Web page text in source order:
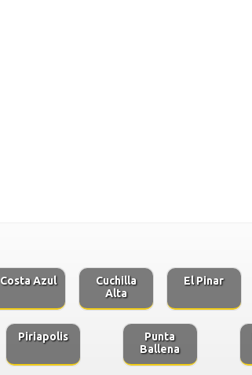
Costa Azul
Cuchilla
Alta
El Pinar
Piriapolis
Punta
Ballena